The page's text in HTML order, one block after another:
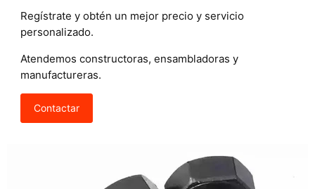
Regístrate y obtén un mejor precio y servicio
personalizado.
Atendemos constructoras, ensambladoras y
manufactureras.
Contactar